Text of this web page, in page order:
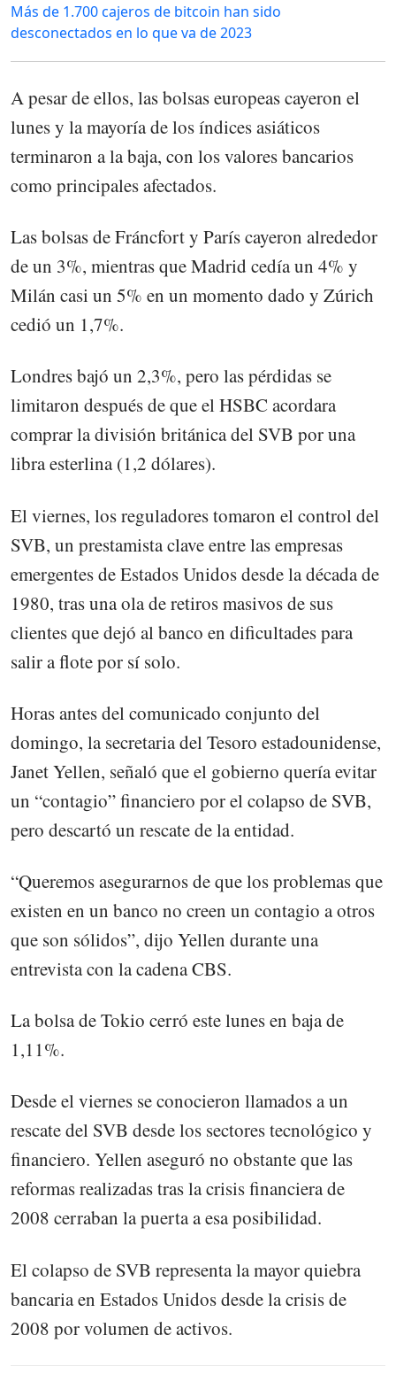
Más de 1.700 cajeros de bitcoin han sido
desconectados en lo que va de 2023
A pesar de ellos, las bolsas europeas cayeron el
lunes y la mayoría de los índices asiáticos
terminaron a la baja, con los valores bancarios
como principales afectados.
Las bolsas de Fráncfort y París cayeron alrededor
de un 3%, mientras que Madrid cedía un 4% y
Milán casi un 5% en un momento dado y Zúrich
cedió un 1,7%.
Londres bajó un 2,3%, pero las pérdidas se
limitaron después de que el HSBC acordara
comprar la división británica del SVB por una
libra esterlina (1,2 dólares).
El viernes, los reguladores tomaron el control del
SVB, un prestamista clave entre las empresas
emergentes de Estados Unidos desde la década de
1980, tras una ola de retiros masivos de sus
clientes que dejó al banco en dificultades para
salir a flote por sí solo.
Horas antes del comunicado conjunto del
domingo, la secretaria del Tesoro estadounidense,
Janet Yellen, señaló que el gobierno quería evitar
un “contagio” financiero por el colapso de SVB,
pero descartó un rescate de la entidad.
“Queremos asegurarnos de que los problemas que
existen en un banco no creen un contagio a otros
que son sólidos”, dijo Yellen durante una
entrevista con la cadena CBS.
La bolsa de Tokio cerró este lunes en baja de
1,11%.
Desde el viernes se conocieron llamados a un
rescate del SVB desde los sectores tecnológico y
financiero. Yellen aseguró no obstante que las
reformas realizadas tras la crisis financiera de
2008 cerraban la puerta a esa posibilidad.
El colapso de SVB representa la mayor quiebra
bancaria en Estados Unidos desde la crisis de
2008 por volumen de activos.